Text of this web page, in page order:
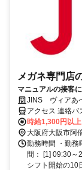
メガネ専門店
マニュアルの接客
力・提案力を活か
JINS ヴィアあ
アクセス 連絡バ
分、大阪市営御
時給1,300円以上
大阪府大阪市阿
勤務時間 ・勤務
間： [1] 09:30～
シフト開始の10